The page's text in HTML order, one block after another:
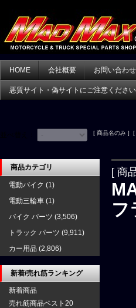
HOME 会社概要 お問い合わせ
悪質サイト・偽サイトにご注意ください
[ 商品名のみ ] [
[ 商
フ
商品カテゴリ
電動バイク (1)
電動三輪車 (1)
バイク パーツ (3,506)
トラック パーツ (9,911)
カー用品 (2,806)
新着/売れ筋ランキング
新着商品
売れ筋商品ベスト20